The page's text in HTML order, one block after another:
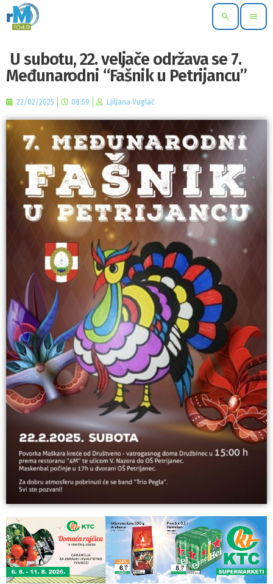
search menu
U subotu, 22. veljače održava se 7.
Međunarodni “Fašnik u Petrijancu”
22/02/2025 08:59 Ljiljana Vuglač